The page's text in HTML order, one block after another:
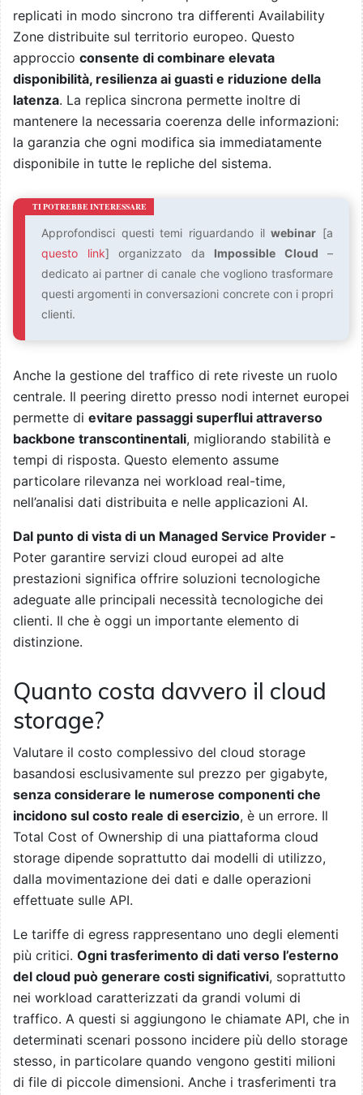
replicati in modo sincrono tra differenti Availability
Zone distribuite sul territorio europeo. Questo
approccio consente di combinare elevata
disponibilità, resilienza ai guasti e riduzione della
latenza. La replica sincrona permette inoltre di
mantenere la necessaria coerenza delle informazioni:
la garanzia che ogni modifica sia immediatamente
disponibile in tutte le repliche del sistema.
Approfondisci questi temi riguardando ilwebinar [a
questo link] organizzato da Impossible Cloud –
dedicato ai partner di canale che vogliono trasformare
questi argomenti in conversazioni concrete con i propri
clienti.
Anche la gestione del traffico di rete riveste un ruolo
centrale. Il peering diretto presso nodi internet europei
permette di evitare passaggi superflui attraverso
backbone transcontinentali, migliorando stabilità e
tempi di risposta. Questo elemento assume
particolare rilevanza nei workload real-time,
nell’analisi dati distribuita e nelle applicazioni AI.
Dal punto di vista di un Managed Service Provider -
Poter garantire servizi cloud europei ad alte
prestazioni significa offrire soluzioni tecnologiche
adeguate alle principali necessità tecnologiche dei
clienti. Il che è oggi un importante elemento di
distinzione.
Quanto costa davvero il cloud
storage?
Valutare il costo complessivo del cloud storage
basandosi esclusivamente sul prezzo per gigabyte,
senza considerare le numerose componenti che
incidono sul costo reale di esercizio, è un errore. Il
Total Cost of Ownership di una piattaforma cloud
storage dipende soprattutto dai modelli di utilizzo,
dalla movimentazione dei dati e dalle operazioni
effettuate sulle API.
Le tariffe di egress rappresentano uno degli elementi
più critici. Ogni trasferimento di dati verso l’esterno
del cloud può generare costi significativi, soprattutto
nei workload caratterizzati da grandi volumi di
traffico. A questi si aggiungono le chiamate API, che in
determinati scenari possono incidere più dello storage
stesso, in particolare quando vengono gestiti milioni
di file di piccole dimensioni. Anche i trasferimenti tra